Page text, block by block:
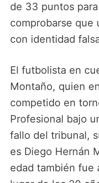
de 33 puntos
comprobarse que
con identidad
El futbolista en
Montaño, quien
competido en
Profesional bajo
fallo del tribunal,
es Diego Hernán
edad también fue